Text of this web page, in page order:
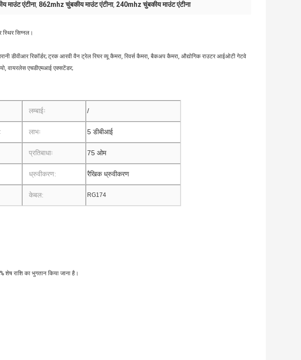
माउंट एंटीना, 862mhz चुंबकीय माउंट एंटीना, 240mhz चुंबकीय माउंट एंटीना
सिग्नल।
डीवीआर रिकॉर्डर; ट्रक आरवी वैन ट्रेल रियर व्यू कैमरा, रिवर्स कैमरा, बैकअप कैमरा, औद्योगिक राउटर आईओटी गेटवे
वायरलेस एचडीएमआई एक्सटेंडर;
लम्बाईः /
लाभः 5 डीबीआई
प्रतिबाधाः 75 ओम
ध्रुवीकरण: रैखिक ध्रुवीकरण
केबल: RG174
शेष राशि का भुगतान किया जाना है।